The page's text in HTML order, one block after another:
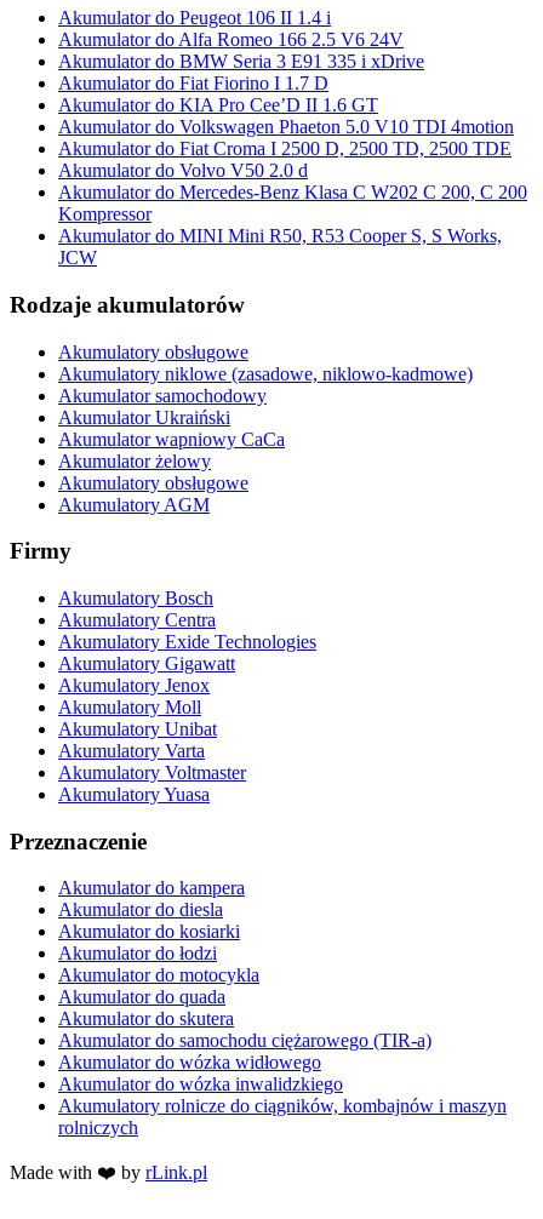
Akumulator do Peugeot 106 II 1.4 i
Akumulator do Alfa Romeo 166 2.5 V6 24V
Akumulator do BMW Seria 3 E91 335 i xDrive
Akumulator do Fiat Fiorino I 1.7 D
Akumulator do KIA Pro Cee’D II 1.6 GT
Akumulator do Volkswagen Phaeton 5.0 V10 TDI 4motion
Akumulator do Fiat Croma I 2500 D, 2500 TD, 2500 TDE
Akumulator do Volvo V50 2.0 d
Akumulator do Mercedes-Benz Klasa C W202 C 200, C 200
Kompressor
Akumulator do MINI Mini R50, R53 Cooper S, S Works,
JCW
Rodzaje akumulatorów
Akumulatory obsługowe
Akumulatory niklowe (zasadowe, niklowo-kadmowe)
Akumulator samochodowy
Akumulator Ukraiński
Akumulator wapniowy CaCa
Akumulator żelowy
Akumulatory obsługowe
Akumulatory AGM
Firmy
Akumulatory Bosch
Akumulatory Centra
Akumulatory Exide Technologies
Akumulatory Gigawatt
Akumulatory Jenox
Akumulatory Moll
Akumulatory Unibat
Akumulatory Varta
Akumulatory Voltmaster
Akumulatory Yuasa
Przeznaczenie
Akumulator do kampera
Akumulator do diesla
Akumulator do kosiarki
Akumulator do łodzi
Akumulator do motocykla
Akumulator do quada
Akumulator do skutera
Akumulator do samochodu ciężarowego (TIR-a)
Akumulator do wózka widłowego
Akumulator do wózka inwalidzkiego
Akumulatory rolnicze do ciągników, kombajnów i maszyn
rolniczych
Made with ❤️ by rLink.pl